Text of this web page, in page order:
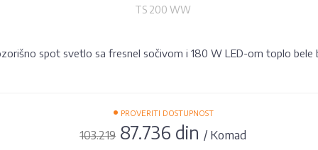
TS 200 WW
spot svetlo sa fresnel sočivom i 180 W LED-om toplo bele
• PROVERITI DOSTUPNOST
103.21987.736 din / Komad